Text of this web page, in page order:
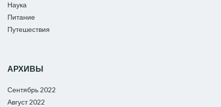
Наука
Питание
Путешествия
АРХИВЫ
Сентябрь 2022
Август 2022